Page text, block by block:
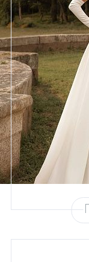
Размеры
Цвет
Силуэт
Юбка
Шлейф